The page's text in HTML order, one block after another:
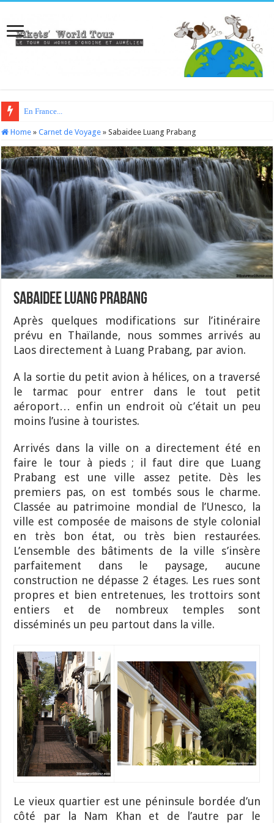
En France...
Home » Carnet de Voyage » Sabaidee Luang Prabang
Sabaidee Luang Prabang
Après quelques modifications sur l’itinéraire
prévu en Thaïlande, nous sommes arrivés au
Laos directement à Luang Prabang, par avion.
A la sortie du petit avion à hélices, on a traversé
le tarmac pour entrer dans le tout petit
aéroport… enfin un endroit où c’était un peu
moins l’usine à touristes.
Arrivés dans la ville on a directement été en
faire le tour à pieds ; il faut dire que Luang
Prabang est une ville assez petite. Dès les
premiers pas, on est tombés sous le charme.
Classée au patrimoine mondial de l’Unesco, la
ville est composée de maisons de style colonial
en très bon état, ou très bien restaurées.
L’ensemble des bâtiments de la ville s’insère
parfaitement dans le paysage, aucune
construction ne dépasse 2 étages. Les rues sont
propres et bien entretenues, les trottoirs sont
entiers et de nombreux temples sont
disséminés un peu partout dans la ville.
Le vieux quartier est une péninsule bordée d’un
côté par la Nam Khan et de l’autre par le